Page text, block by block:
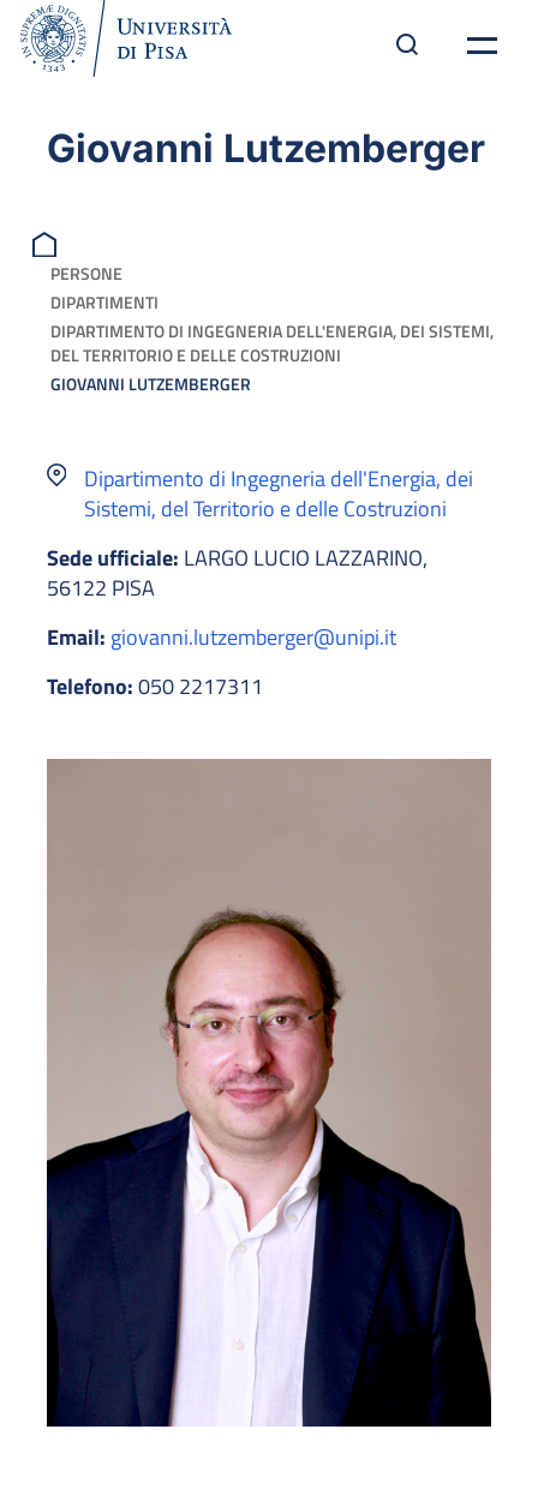
Giovanni Lutzemberger
PERSONE
DIPARTIMENTI
DIPARTIMENTO DI INGEGNERIA DELL'ENERGIA, DEI SISTEMI,
DEL TERRITORIO E DELLE COSTRUZIONI
GIOVANNI LUTZEMBERGER
Dipartimento di Ingegneria dell'Energia, dei
Sistemi, del Territorio e delle Costruzioni
Sede ufficiale: LARGO LUCIO LAZZARINO,
56122 PISA
Email: giovanni.lutzemberger@unipi.it
Telefono:050 2217311